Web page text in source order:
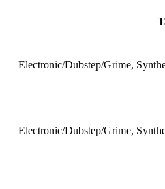
Electronic/Dubstep/Grime,
Electronic/Dubstep/Grime,